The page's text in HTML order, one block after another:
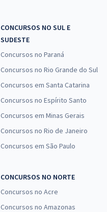
CONCURSOS NO SUL E
SUDESTE
Concursos no Paraná
Concursos no Rio Grande do Sul
Concursos em Santa Catarina
Concursos no Espírito Santo
Concursos em Minas Gerais
Concursos no Rio de Janeiro
Concursos em São Paulo
CONCURSOS NO NORTE
Concursos no Acre
Concursos no Amazonas